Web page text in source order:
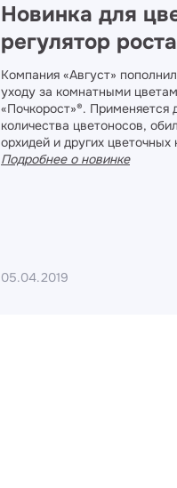
Новинка для
регулятор
Компания «Август»
уходу за комнатными
«Почкорост»®. Применяется
количества цветоносов,
орхидей и других цветочных
Подробнее о новинке
05.04.2019